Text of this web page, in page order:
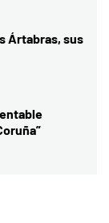
Ártabras, sus